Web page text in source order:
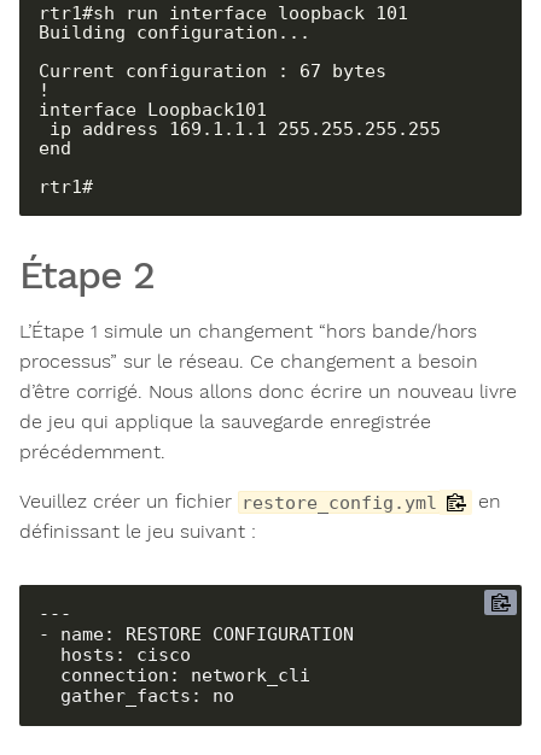
rtr1#sh run interface loopback 101
Building configuration...
Current configuration : 67 bytes
!
interface Loopback101
end
rtr1#
Étape 2
L’Étape 1 simule un changement “hors bande/hors
processus” sur le réseau. Ce changement a besoin
d’être corrigé. Nous allons donc écrire un nouveau livre
de jeu qui applique la sauvegarde enregistrée
précédemment.
Veuillez créer un fichier restore_config.yml
en
définissant le jeu suivant :
---
- name: RESTORE CONFIGURATION
  gather_facts: no